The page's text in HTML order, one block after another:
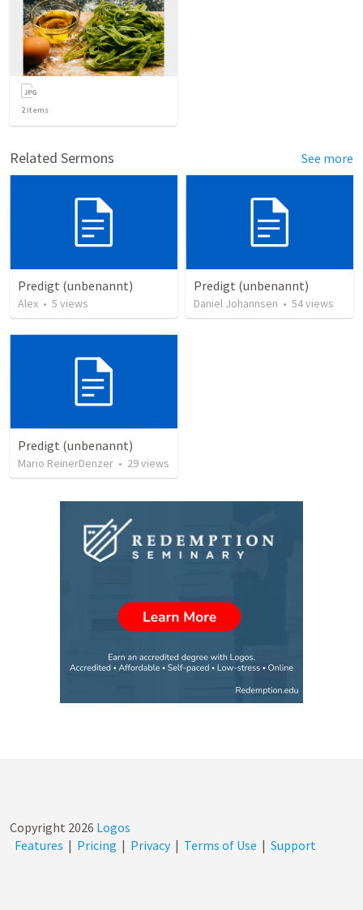
2items
Related Sermons See more
Predigt (unbenannt)
Alex • 5 views
Predigt (unbenannt)
Daniel Johannsen • 54views
Predigt (unbenannt)
Mario ReinerDenzer • 29views
Copyright 2026 Logos
Features | Pricing | Privacy | Terms of Use | Support